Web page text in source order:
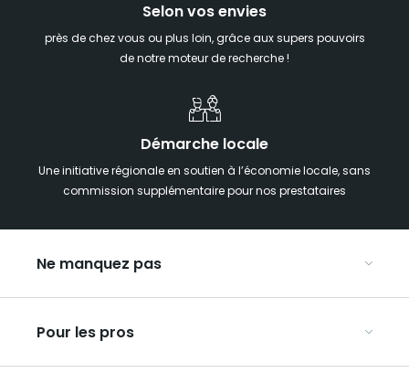
Selon vos envies
près de chez vous ou plus loin, grâce aux supers pouvoirs
de notre moteur de recherche !
Démarche locale
Une initiative régionale en soutien à l’économie locale, sans
commission supplémentaire pour nos prestataires
Ne manquez pas
Week-end insolite en Grand Est
Week-end spa en Grand Est
Pour les pros